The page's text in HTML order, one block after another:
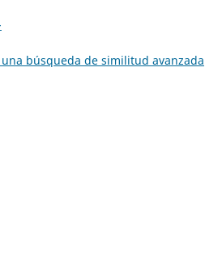
búsqueda de similitud avanzada